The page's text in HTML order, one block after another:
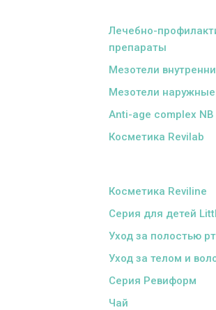
Лечебно-
препараты
Мезотели
Мезотели наружные
Anti-age complex NB
Косметика Revilab
Косметика Reviline
Серия для детей
Уход за полостью
Уход за телом и
Серия Ревиформ
Чай